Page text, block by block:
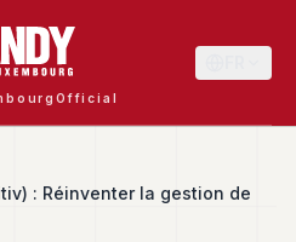
: Réinventer la gestion de